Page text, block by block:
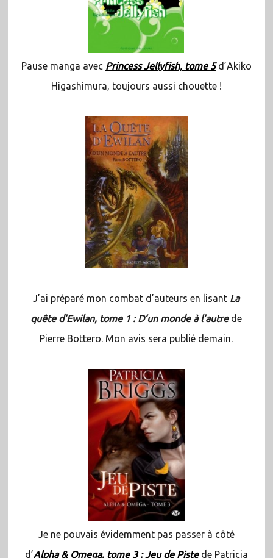
Pause manga avec Princess Jellyfish, tome 5d’Akiko
Higashimura, toujours aussi chouette !
J’ai préparé mon combat d’auteurs en lisant La
quête d’Ewilan, tome 1 : D’un monde à l’autrede
Pierre Bottero. Mon avis sera publié demain.
Je ne pouvais évidemment pas passer à côté
d’Alpha & Omega, tome 3 : Jeu de Pistede Patricia